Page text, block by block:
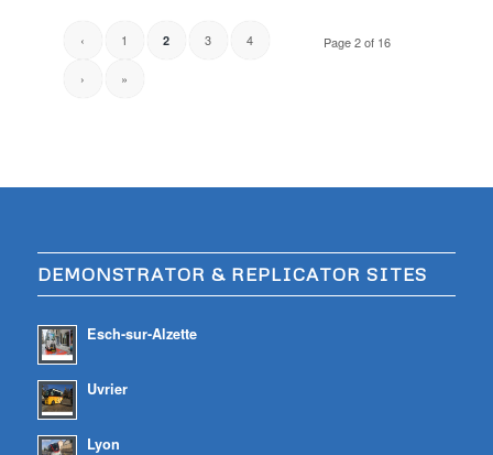
Page 2 of 16
‹ 1 2 3 4
› »
DEMONSTRATOR & REPLICATOR SITES
Esch-sur-Alzette
Uvrier
Lyon